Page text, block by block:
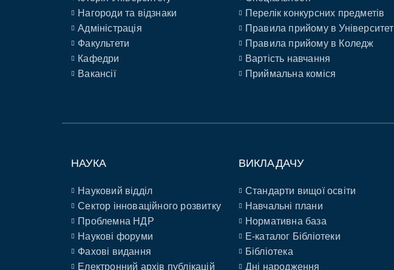
Нагороди та відзнаки
Адміністрація
Факультети
Кафедри
Вакансії
Перелік конкурсних предметів
Правила прийому в Університет
Правила прийому в Коледж
Вартість навчання
Приймальна коміся
НАУКА
Науковий відділ
Сектор інноваційного розвитку
Проблемна НДР
Наукові форуми
Фахові видання
Електронний архів публікацій
ВИКЛАДАЧУ
Стандарти вищої освіти
Навчальні плани
Нормативна база
E-каталог Бібліотеки
Бібліотека
Дні народження